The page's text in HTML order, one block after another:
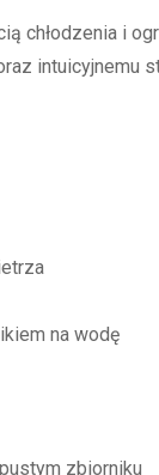
i
intuicyjnemu
na wodę
zbiorniku